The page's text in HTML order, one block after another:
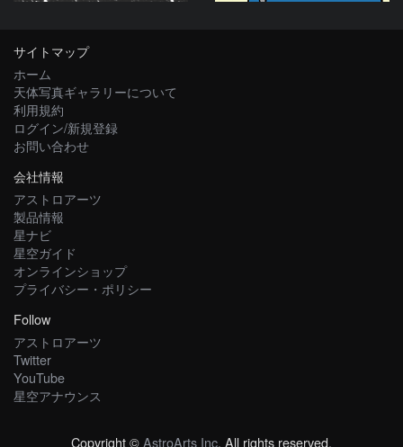
サイトマップ
ホーム
天体写真ギャラリーについて
利用規約
ログイン/新規登録
お問い合わせ
会社情報
アストロアーツ
製品情報
星ナビ
星空ガイド
オンラインショップ
プライバシー・ポリシー
Follow
アストロアーツ
Twitter
YouTube
星空アナウンス
Copyright ©AstroArts Inc. All rights reserved.